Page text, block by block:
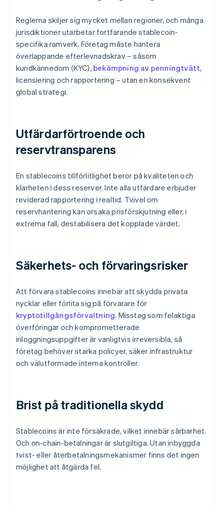
Reglerna skiljer sig mycket mellan regioner, och många
jurisdiktioner utarbetar fortfarande stablecoin-
specifika ramverk. Företag måste hantera
överlappande efterlevnadskrav – såsom
kundkännedom (KYC), bekämpning av penningtvätt,
licensiering och rapportering – utan en konsekvent
global strategi.
Utfärdarförtroende och
reservtransparens
En stablecoins tillförlitlighet beror på kvaliteten och
klarheten i dess reserver. Inte alla utfärdare erbjuder
reviderad rapportering i realtid. Tvivel om
reservhantering kan orsaka prisförskjutning eller, i
extrema fall, destabilisera det kopplade värdet.
Säkerhets- och förvaringsrisker
Att förvara stablecoins innebär att skydda privata
nycklar eller förlita sig på förvarare för
kryptotillgångsförvaltning. Misstag som felaktiga
överföringar och komprometterade
inloggningsuppgifter är vanligtvis irreversibla, så
företag behöver starka policyer, säker infrastruktur
och välutformade interna kontroller.
Brist på traditionella skydd
Stablecoins är inte försäkrade, vilket innebär sårbarhet.
Och on-chain-betalningar är slutgiltiga. Utan inbyggda
tvist- eller återbetalningsmekanismer finns det ingen
möjlighet att åtgärda fel.